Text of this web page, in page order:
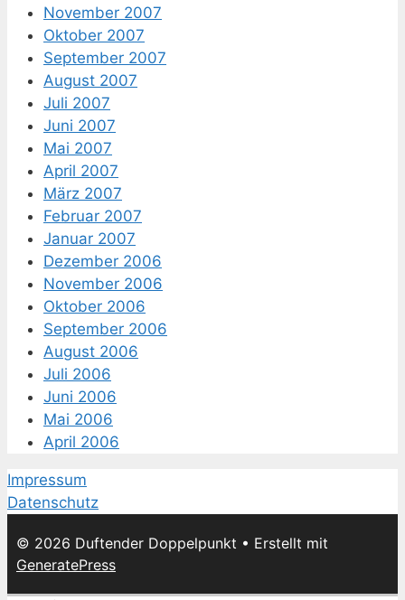
November 2007
Oktober 2007
September 2007
August 2007
Juli 2007
Juni 2007
Mai 2007
April 2007
März 2007
Februar 2007
Januar 2007
Dezember 2006
November 2006
Oktober 2006
September 2006
August 2006
Juli 2006
Juni 2006
Mai 2006
April 2006
Impressum
Datenschutz
© 2026 Duftender Doppelpunkt • Erstellt mit
GeneratePress